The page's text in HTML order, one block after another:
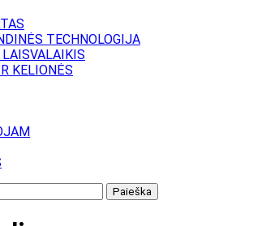
TECHNOLOGIJA
LAISVALAIKIS
KELIONĖS